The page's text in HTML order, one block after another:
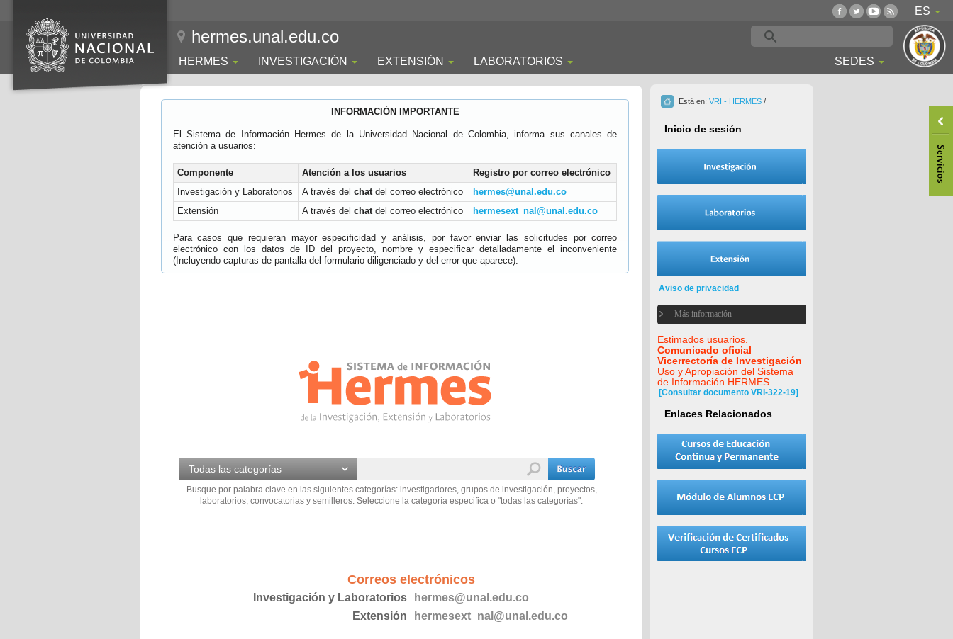
ES
hermes.unal.edu.co
HERMES INVESTIGACIÓN EXTENSIÓN LABORATORIOS SEDES
INFORMACIÓN IMPORTANTE
El Sistema de Información Hermes de la Universidad Nacional de Colombia, informa sus canales de
atención a usuarios:
Componente Atención a los usuarios
Registro por correo electrónico
Investigación y Laboratorios
A través del chatdel correo electrónico
hermes@unal.edu.co
Extensión
A través del chatdel correo electrónico hermesext_nal@unal.edu.co
Para casos que requieran mayor especificidad y análisis, por favor enviar las solicitudes por correo
electrónico con los datos de ID del proyecto, nombre y especificar detalladamente el inconveniente
(Incluyendo capturas de pantalla del formulario diligenciado y del error que aparece).
Todas las categorías
Busque por palabra clave en las siguientes categorías: investigadores, grupos de investigación, proyectos,
laboratorios, convocatorias y semilleros. Seleccione la categoría especifica o "todas las categorías".
Correos electrónicos
Investigación y Laboratorios
hermes@unal.edu.co
Extensión
hermesext_nal@unal.edu.co
Está en: VRI - HERMES /
Inicio de sesión
Aviso de privacidad
Más información
Estimados usuarios.
Comunicado oficial
Vicerrectoría de Investigación
Uso y Apropiación del Sistema
de Información HERMES
[Consultar documento VRI-322-19]
Enlaces Relacionados